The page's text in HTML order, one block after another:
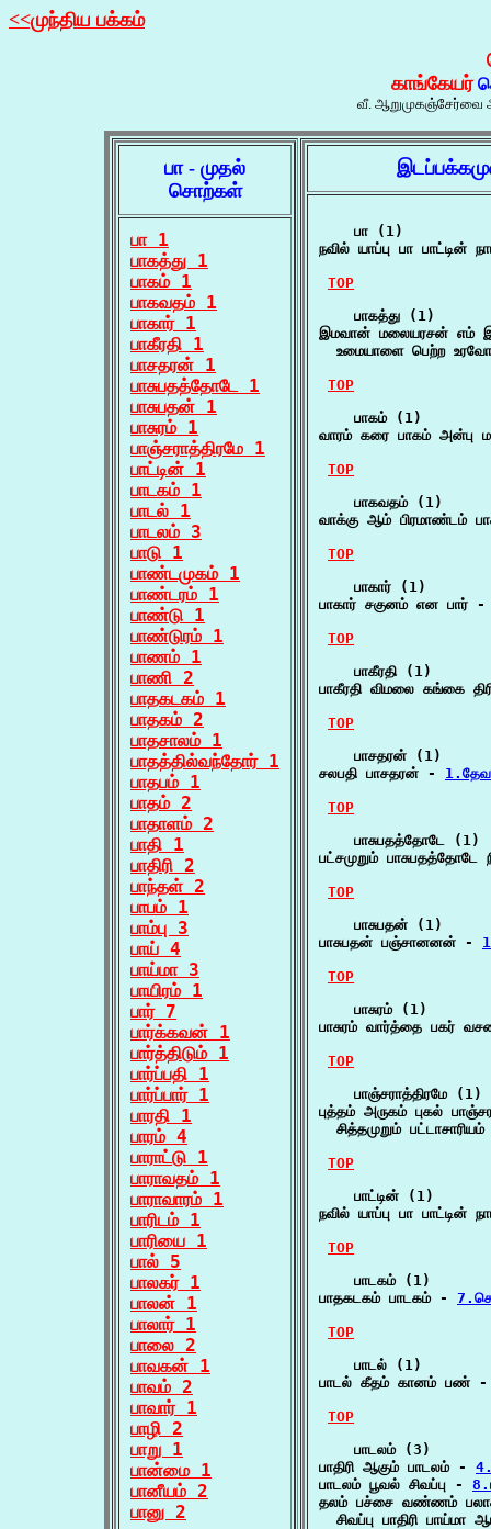
<<முந்திய பக்கம்
காங்கேயர்
வீ. ஆறுமுகஞ்சேர்வை
பா - முதல்
சொற்கள்
பா 1
பாகத்து 1
பாகம் 1
பாகவதம் 1
பாகார் 1
பாகீரதி 1
பாசதரன் 1
பாசுபதத்தோடே 1
பாசுபதன் 1
பாசுரம் 1
பாஞ்சராத்திரமே 1
பாட்டின் 1
பாடகம் 1
பாடல் 1
பாடலம் 3
பாடு 1
பாண்டமுகம் 1
பாண்டரம் 1
பாண்டு 1
பாண்டுரம் 1
பாணம் 1
பாணி 2
பாதகடகம் 1
பாதகம் 2
பாதசாலம் 1
பாதத்தில்வந்தோர் 1
பாதபம் 1
பாதம் 2
பாதாளம் 2
பாதி 1
பாதிரி 2
பாந்தள் 2
பாபம் 1
பாம்பு 3
பாய் 4
பாய்மா 3
பாயிரம் 1
பார் 7
பார்க்கவன் 1
பார்த்திடும் 1
பார்ப்பதி 1
பார்ப்பார் 1
பாரதி 1
பாரம் 4
பாராட்டு 1
பாராவதம் 1
பாராவாரம் 1
பாரிடம் 1
பாரியை 1
பால் 5
பாலகர் 1
பாலன் 1
பாலார் 1
பாலை 2
பாவகன் 1
பாவம் 2
பாவார் 1
பாழி 2
பாறு 1
பான்மை 1
பானீயம் 2
பானு 2
    பா (1)
நவில் யாப்பு பா
TOP
    பாகத்து (1)
இமவான் மலையரசன் எம்
உமையாளை பெற்ற
TOP
    பாகம் (1)
வாரம் கரை பாகம் அன்பு
TOP
    பாகவதம் (1)
வாக்கு ஆம் பிரமாண்டம்
TOP
    பாகார் (1)
பாகார் சகுனம் என பார்
TOP
    பாகீரதி (1)
பாகீரதி விமலை கங்கை
TOP
    பாசதரன் (1)
சலபதி பாசதரன் -
TOP
    பாசுபதத்தோடே (1)
பட்சமுறும்
TOP
    பாசுபதன் (1)
பாசுபதன் பஞ்சானனன் -
TOP
    பாசுரம் (1)
பாசுரம் வார்த்தை பகர்
TOP
    பாஞ்சராத்திரமே (1)
புத்தம் அருகம் புகல்
சித்தமுறும்
TOP
    பாட்டின் (1)
நவில் யாப்பு பா
TOP
    பாடகம் (1)
பாதகடகம் பாடகம் -
TOP
    பாடல் (1)
பாடல் கீதம் கானம் பண்
TOP
    பாடலம் (3)
பாதிரி ஆகும் பாடலம் -
பாடலம் பூவல் சிவப்பு -
தலம் பச்சை வண்ணம்
சிவப்பு பாதிரி